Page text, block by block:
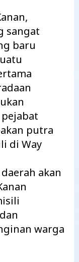
sangat
baru
putra
di Way
akan
warga